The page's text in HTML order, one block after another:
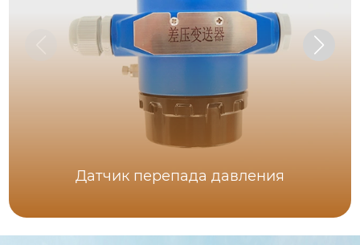
Датчик перепада давления